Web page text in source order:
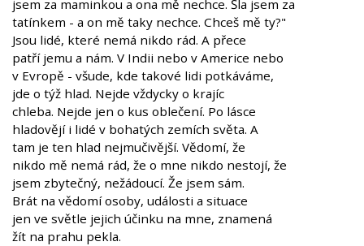
jsem za maminkou a ona mě nechce. Šla jsem za
tatínkem - a on mě taky nechce. Chceš mě ty?"
Jsou lidé, které nemá nikdo rád. A přece
patří jemu a nám. V Indii nebo v Americe nebo
v Evropě - všude, kde takové lidi potkáváme,
jde o týž hlad. Nejde vždycky o krajíc
chleba. Nejde jen o kus oblečení. Po lásce
hladovějí i lidé v bohatých zemích světa. A
tam je ten hlad nejmučivější. Vědomí, že
nikdo mě nemá rád, že o mne nikdo nestojí, že
jsem zbytečný, nežádoucí. Že jsem sám.
Brát na vědomí osoby, události a situace
jen ve světle jejich účinku na mne, znamená
žít na prahu pekla.